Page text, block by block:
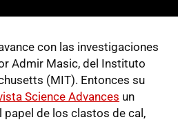
con las investigaciones
Admir Masic, del Instituto
(MIT). Entonces su
Science Advances un
de los clastos de cal,